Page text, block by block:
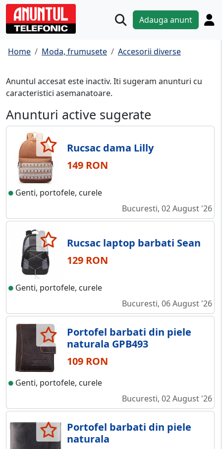
Adauga anunt
Home Moda, frumusete Accesorii diverse
Anuntul accesat este inactiv. Iti sugeram anunturi cu
caracteristici asemanatoare.
Anunturi active sugerate
Rucsac dama Lilly
149 RON
Genti, portofele, curele
Bucuresti, 02 August '26
Rucsac laptop barbati Sean
129 RON
Genti, portofele, curele
Bucuresti, 06 August '26
Portofel barbati din piele
naturala GPB493
109 RON
Genti, portofele, curele
Bucuresti, 02 August '26
Portofel barbati din piele
naturala